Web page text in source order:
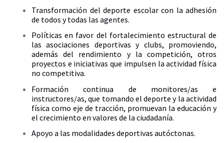
Transformación del deporte escolar con la adhesión
de todos y todas las agentes.
Políticas en favor del fortalecimiento estructural de
las asociaciones deportivas y clubs, promoviendo,
además del rendimiento y la competición, otros
proyectos e iniciativas que impulsen la actividad física
no competitiva.
Formación continua de monitores/as e
instructores/as, que tomando el deporte y la actividad
física como eje de tracción, promuevan la educación y
el crecimiento en valores de la ciudadanía.
Apoyo a las modalidades deportivas autóctonas.